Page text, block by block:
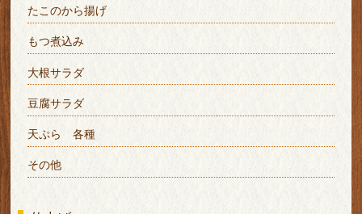
たこのから揚げ
もつ煮込み
大根サラダ
豆腐サラダ
天ぷら 各種
その他